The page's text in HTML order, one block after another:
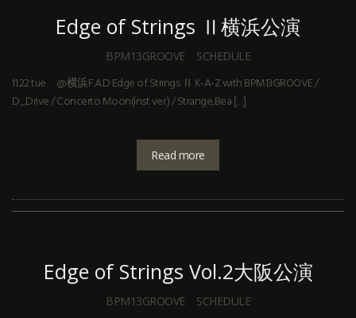
Edge of Strings Ⅱ横浜公演
BPM13GROOVE SCHEDULE
11.22 tue @横浜F.A.D Edge of Strings Ⅱ K-A-Z with BPM13GROOVE /
D_Drive / Concerto Moon(inst ver.) / Strange,Bea […]
Read more
Edge of Strings Vol.2大阪公演
BPM13GROOVE SCHEDULE